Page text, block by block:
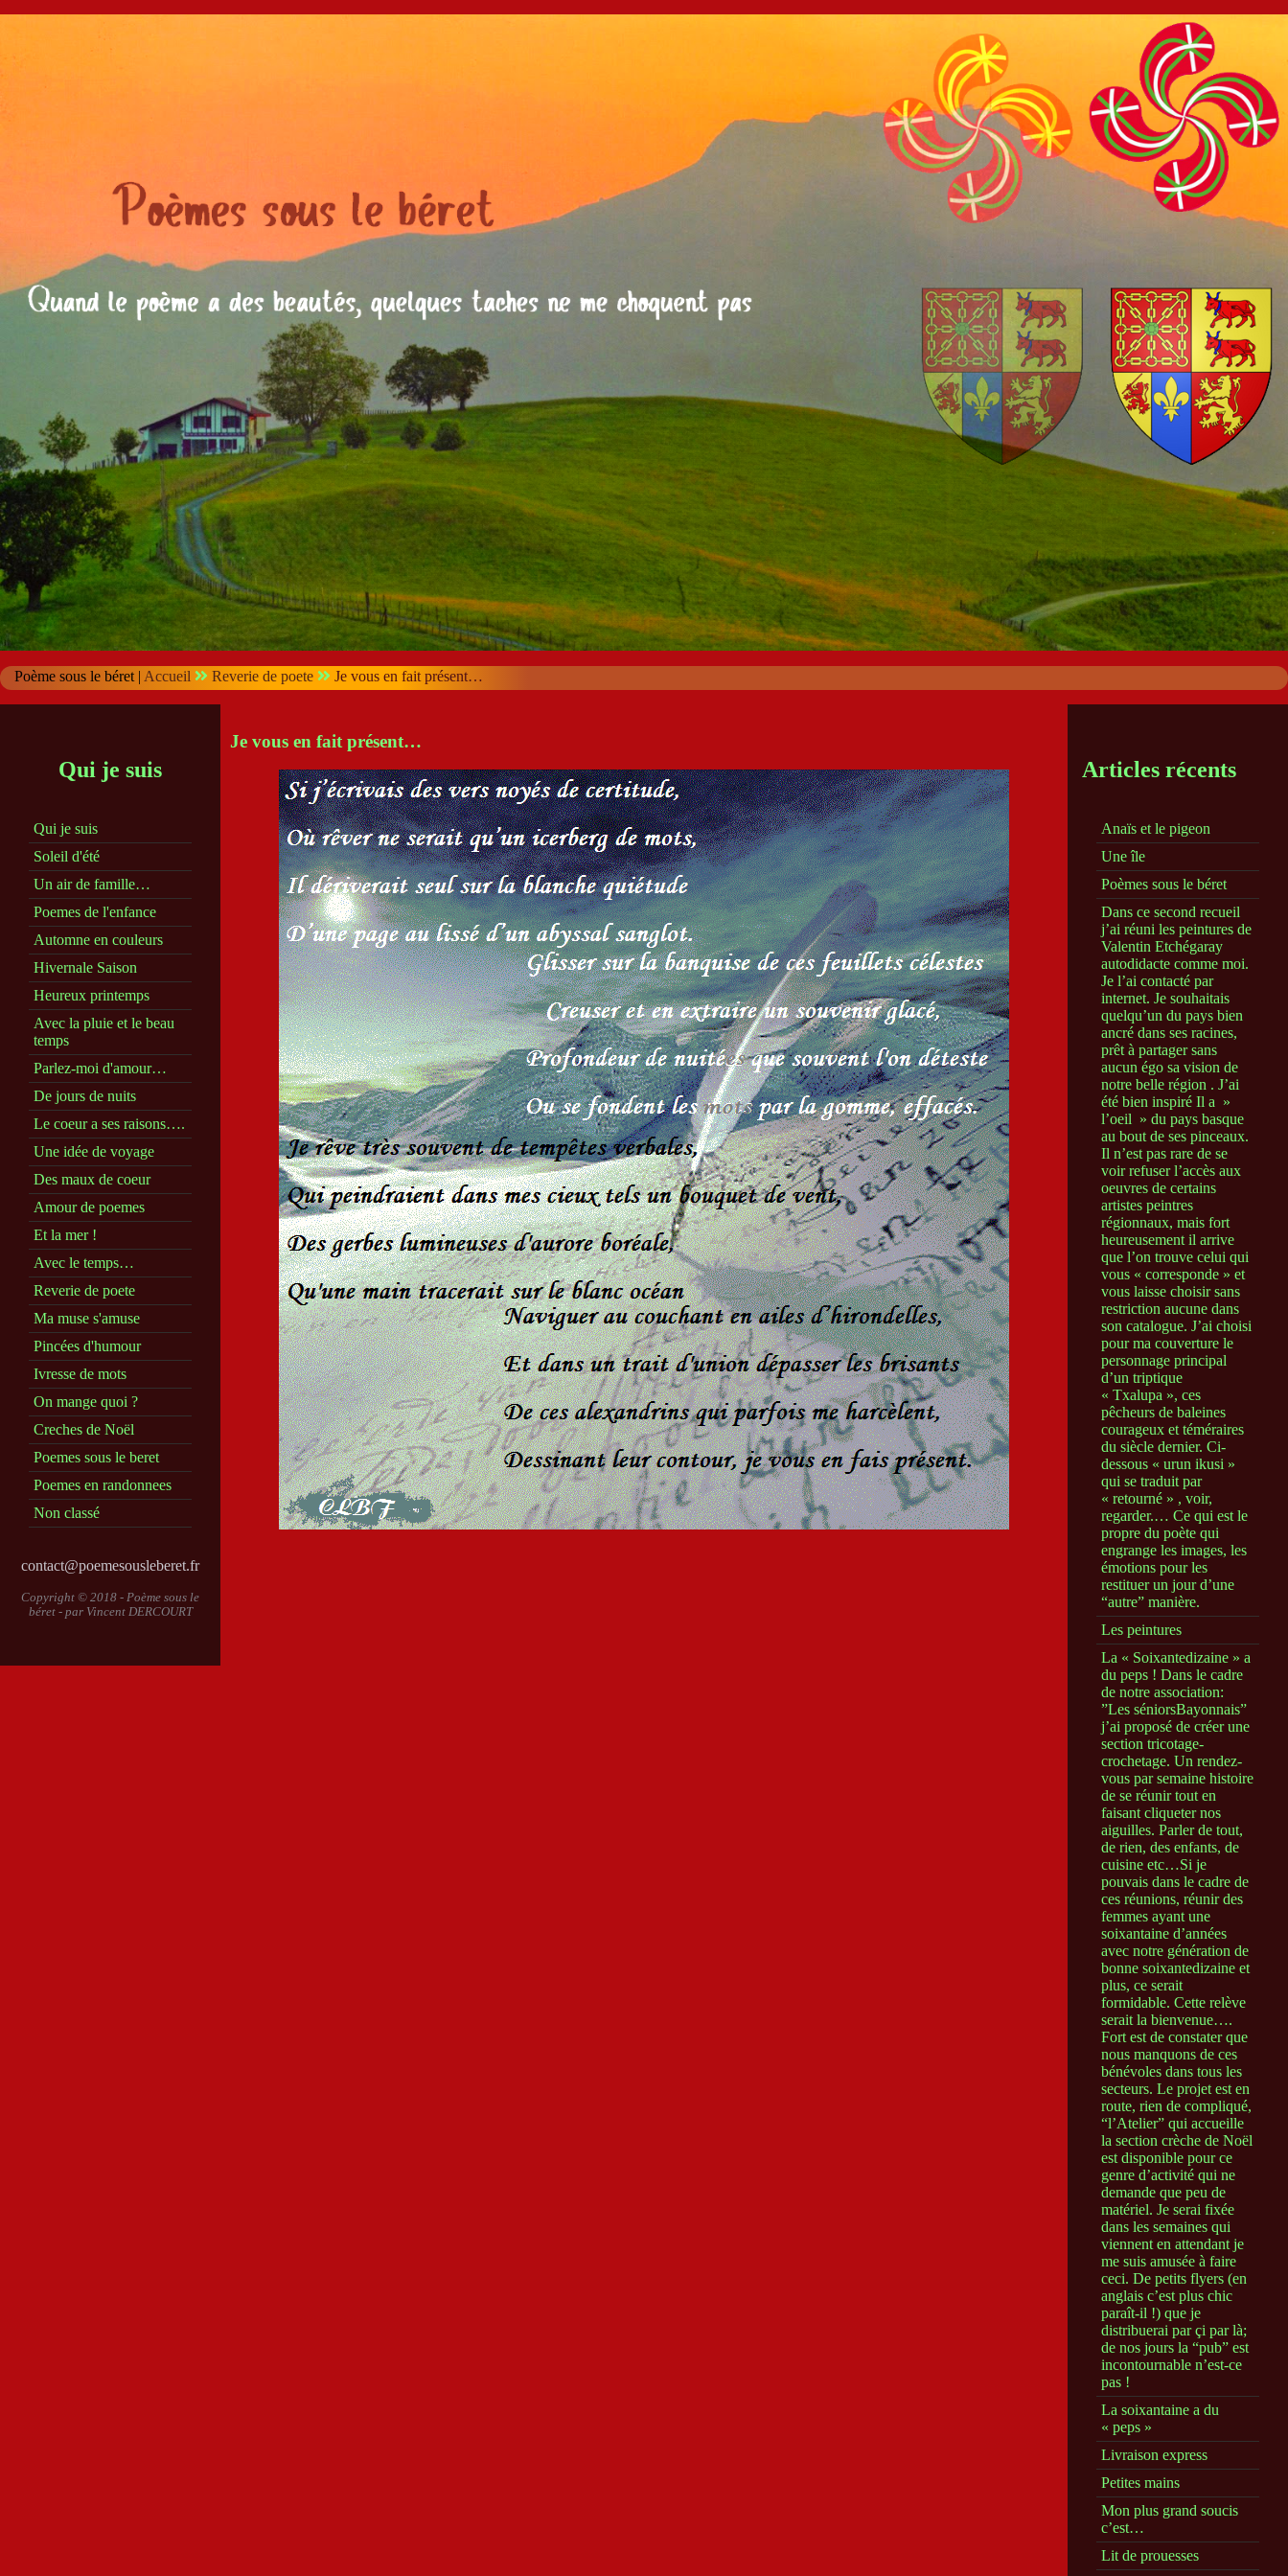
Poème sous le béret | Accueil Reverie de poete Je vous en fait présent…
Qui je suis
Qui je suis
Soleil d'été
Un air de famille…
Poemes de l'enfance
Automne en couleurs
Hivernale Saison
Heureux printemps
Avec la pluie et le beau
temps
Parlez-moi d'amour…
De jours de nuits
Le coeur a ses raisons….
Une idée de voyage
Des maux de coeur
Amour de poemes
Et la mer !
Avec le temps…
Reverie de poete
Ma muse s'amuse
Pincées d'humour
Ivresse de mots
On mange quoi ?
Creches de Noël
Poemes sous le beret
Poemes en randonnees
Non classé
contact@poemesousleberet.fr
Copyright © 2018 - Poème sous le
béret - par Vincent DERCOURT
Je vous en fait présent…
Articles récents
Anaïs et le pigeon
Une île
Poèmes sous le béret
Dans ce second recueil
j’ai réuni les peintures de
Valentin Etchégaray
autodidacte comme moi.
Je l’ai contacté par
internet. Je souhaitais
quelqu’un du pays bien
ancré dans ses racines,
prêt à partager sans
aucun égo sa vision de
notre belle région . J’ai
été bien inspiré Il a »
l’oeil » du pays basque
au bout de ses pinceaux.
Il n’est pas rare de se
voir refuser l’accès aux
oeuvres de certains
artistes peintres
régionnaux, mais fort
heureusement il arrive
que l’on trouve celui qui
vous « corresponde » et
vous laisse choisir sans
restriction aucune dans
son catalogue. J’ai choisi
pour ma couverture le
personnage principal
d’un triptique
« Txalupa », ces
pêcheurs de baleines
courageux et téméraires
du siècle dernier. Ci-
dessous « urun ikusi »
qui se traduit par
« retourné » , voir,
regarder.… Ce qui est le
propre du poète qui
engrange les images, les
émotions pour les
restituer un jour d’une
“autre” manière.
Les peintures
La « Soixantedizaine » a
du peps ! Dans le cadre
de notre association:
”Les séniorsBayonnais”
j’ai proposé de créer une
section tricotage-
crochetage. Un rendez-
vous par semaine histoire
de se réunir tout en
faisant cliqueter nos
aiguilles. Parler de tout,
de rien, des enfants, de
cuisine etc…Si je
pouvais dans le cadre de
ces réunions, réunir des
femmes ayant une
soixantaine d’années
avec notre génération de
bonne soixantedizaine et
plus, ce serait
formidable. Cette relève
serait la bienvenue….
Fort est de constater que
nous manquons de ces
bénévoles dans tous les
secteurs. Le projet est en
route, rien de compliqué,
“l’Atelier” qui accueille
la section crèche de Noël
est disponible pour ce
genre d’activité qui ne
demande que peu de
matériel. Je serai fixée
dans les semaines qui
viennent en attendant je
me suis amusée à faire
ceci. De petits flyers (en
anglais c’est plus chic
paraît-il !) que je
distribuerai par çi par là;
de nos jours la “pub” est
incontournable n’est-ce
pas !
La soixantaine a du
« peps »
Livraison express
Petites mains
Mon plus grand soucis
c’est…
Lit de prouesses